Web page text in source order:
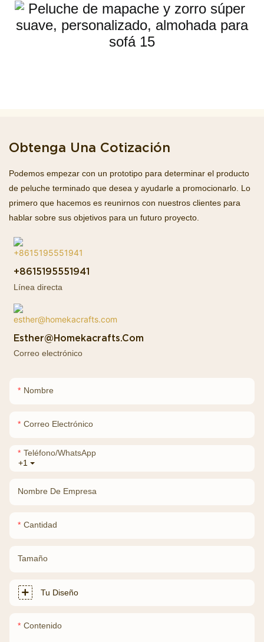
Obtenga Una Cotización
Podemos empezar con un prototipo para determinar el producto
de peluche terminado que desea y ayudarle a promocionarlo. Lo
primero que hacemos es reunirnos con nuestros clientes para
hablar sobre sus objetivos para un futuro proyecto.
+8615195551941
Línea directa
Esther@homekacrafts.com
Correo electrónico
Nombre
Correo Electrónico
+1
Teléfono/WhatsApp
Nombre De Empresa
Cantidad
Tamaño
Tu Diseño
Contenido